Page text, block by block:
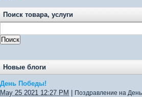
Поиск товара, услуги
Новые блоги
День Победы!
May 25 2021 12:27 PM
Поздравление на